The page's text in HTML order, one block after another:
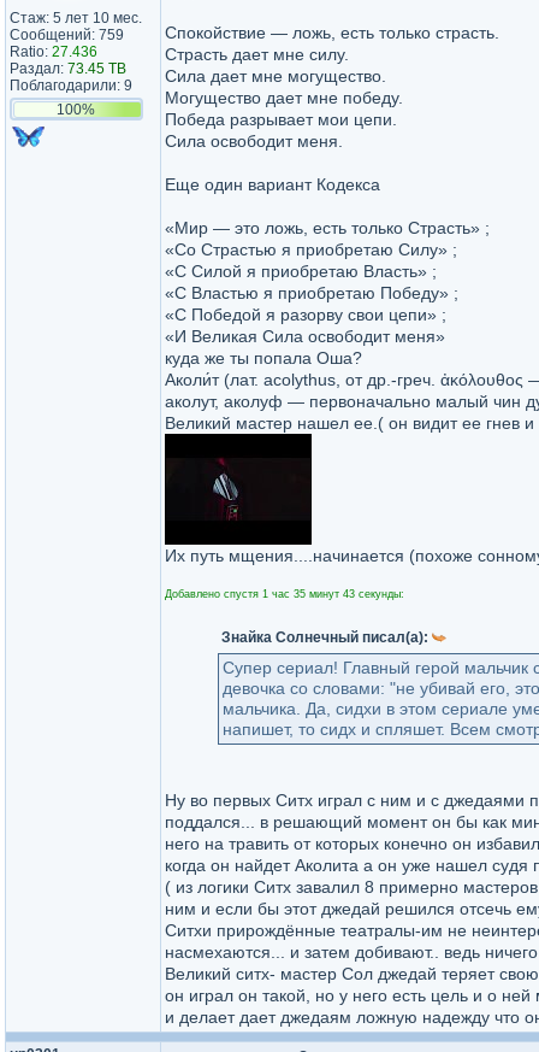
Стаж: 5 лет 10 мес.
Сообщений: 759
Ratio: 27.436
Раздал: 73.45 TB
Поблагодарили: 9
100%
Спокойствие — ложь, есть только страсть.
Страсть дает мне силу.
Сила дает мне могущество.
Могущество дает мне победу.
Победа разрывает мои цепи.
Сила освободит меня.
Еще один вариант Кодекса
«Мир — это ложь, есть только Страсть» ;
«Со Страстью я приобретаю Силу» ;
«С Силой я приобретаю Власть» ;
«С Властью я приобретаю Победу» ;
«С Победой я разорву свои цепи» ;
«И Великая Сила освободит меня»
куда же ты попала Оша?
Аколи́т (лат. acolythus, от др.-греч.
аколут, аколуф — первоначально малый чин
Великий мастер нашел ее.( он видит ее гнев и
Их путь мщения....начинается (похоже
Добавлено спустя 1 час 35 минут 43 секунды:
Знайка Солнечный писал(а):
Супер сериал! Главный герой мальчик
девочка со словами: "не убивай его,
мальчика. Да, сидхи в этом сериале
напишет, то сидх и спляшет. Всем
Ну во первых Ситх играл с ним и с джедаями
поддался... в решающий момент он бы как
него на травить от которых конечно он
когда он найдет Аколита а он уже нашел судя
( из логики Ситх завалил 8 примерно
ним и если бы этот джедай решился отсечь
Ситхи прирождённые театралы-им не
насмехаются... и затем добивают.. ведь
Великий ситх- мастер Сол джедай теряет
он играл он такой, но у него есть цель и о
и делает дает джедаям ложную надежду что